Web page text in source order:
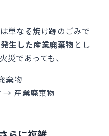
単なる焼け跡のごみで
生した産業廃棄物 とし
災であっても、
棄物
→ 産業廃棄物